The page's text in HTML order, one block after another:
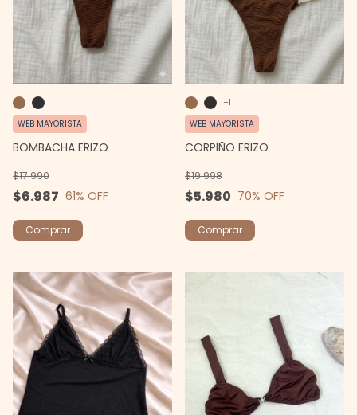
BOMBACHA ERIZO
$6.987
$17.990
61% OFF
WEB MAYORISTA
Comprar
CORPIÑO ERIZO
$5.980
$19.998
70% OFF
WEB MAYORISTA
+1
Comprar